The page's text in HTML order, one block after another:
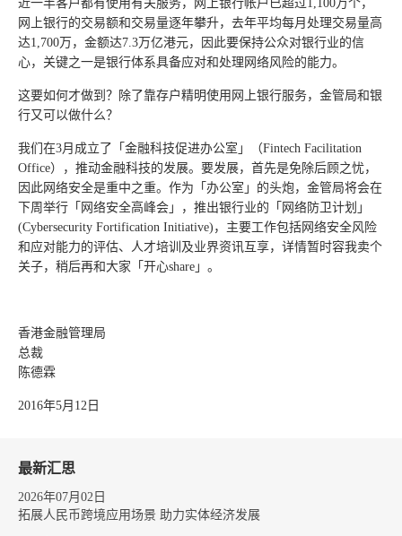
近一半客户都有使用有关服务，网上银行帐户已超过1,100万个，
网上银行的交易额和交易量逐年攀升，去年平均每月处理交易量高
达1,700万，金额达7.3万亿港元，因此要保持公众对银行业的信
心，关键之一是银行体系具备应对和处理网络风险的能力。
这要如何才做到？除了靠存户精明使用网上银行服务，金管局和银
行又可以做什么？
我们在3月成立了「金融科技促进办公室」（Fintech Facilitation
Office），推动金融科技的发展。要发展，首先是免除后顾之忧，
因此网络安全是重中之重。作为「办公室」的头炮，金管局将会在
下周举行「网络安全高峰会」，推出银行业的「网络防卫计划」
(Cybersecurity Fortification Initiative)，主要工作包括网络安全风险
和应对能力的评估、人才培训及业界资讯互享，详情暂时容我卖个
关子，稍后再和大家「开心share」。
香港金融管理局
总裁
陈德霖
2016年5月12日
最新汇思
2026年07月02日
拓展人民币跨境应用场景 助力实体经济发展